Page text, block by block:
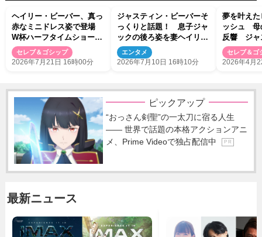
ヘイリー・ビーバー、真っ
赤なミニドレス姿で登場
W杯ハーフタイムショー出
演の夫ジャスティンとアフ
ターパーティーへ
セレブ＆ゴシップ
2026年7月21日 16時00分
ジャスティン・ビーバーそ
っくりと話題！ 息子ジャ
ックの後ろ姿を妻ヘイリー
が公開
エンタメ
2026年7月10日 16時10分
夢を叶え
ッシュ 母
反響 ジャ
バーとコ
セレブ＆ゴ
2026年4月
ピックアップ
“おっさん剣聖”の一太刀に宿る人生
―― 世界で話題の本格アクションアニ
メ、Prime Videoで独占配信中
P R
最新ニュース